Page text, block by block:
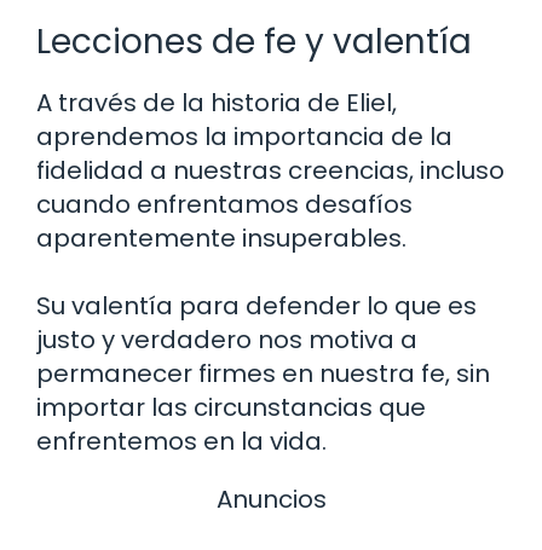
Lecciones de fe y valentía
A través de la historia de Eliel,
aprendemos la importancia de la
fidelidad a nuestras creencias, incluso
cuando enfrentamos desafíos
aparentemente insuperables.
Su valentía para defender lo que es
justo y verdadero nos motiva a
permanecer firmes en nuestra fe, sin
importar las circunstancias que
enfrentemos en la vida.
Anuncios